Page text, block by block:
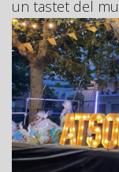
un tastet del